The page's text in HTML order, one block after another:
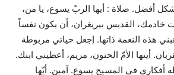
أفضل. صلاة : أيها الربّ يسوع، يا من،
خادمك، القديس بيريغران، أن يكون نفساً
هذه النعمة ذاتها. إجعل حياتي مربوطة
أيتها الأمّ الحنون، مريم، أعطيني ابنك.
أفكاري في المسيح يسوع. آمين. أيّها